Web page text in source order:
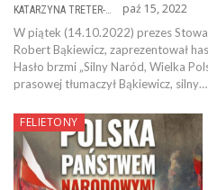
KATARZYNA TRETER-SIERPIŃSKA paź 15, 2022
W piątek (14.10.2022) prezes
Robert Bąkiewicz, zaprezentował
Hasło brzmi „Silny Naród, Wielka
prasowej tłumaczył Bąkiewicz, silny…
FELIETONY